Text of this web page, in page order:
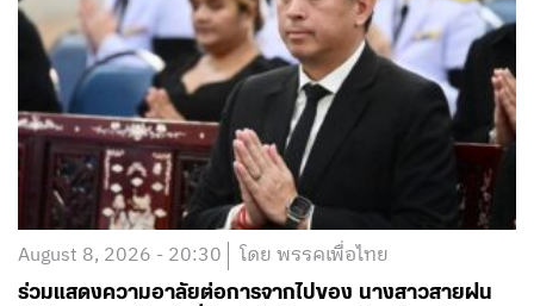
August 8, 2026 - 20:30 โดย พรรคเพื่อไทย
ร่วมแสดงความอาลัยต่อการจากไปของ นางสาวสายฝน
ศิริกิจจาขจร เจ้าหน้าที่ประจำสำนักงานกลุ่มบริหารกิจการ
นักเรียน
อ่านต่อ